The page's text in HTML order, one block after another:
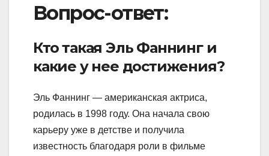
Вопрос-ответ:
Кто такая Эль Фаннинг и
какие у нее достижения?
Эль Фаннинг — американская актриса,
родилась в 1998 году. Она начала свою
карьеру уже в детстве и получила
известность благодаря роли в фильме